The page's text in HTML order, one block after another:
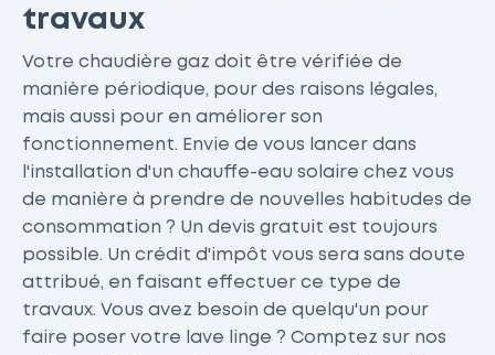
travaux
Votre chaudière gaz doit être vérifiée de
manière périodique, pour des raisons légales,
mais aussi pour en améliorer son
fonctionnement. Envie de vous lancer dans
l'installation d'un chauffe-eau solaire chez vous
de manière à prendre de nouvelles habitudes de
consommation ? Un devis gratuit est toujours
possible. Un crédit d'impôt vous sera sans doute
attribué, en faisant effectuer ce type de
travaux. Vous avez besoin de quelqu'un pour
faire poser votre lave linge ? Comptez sur nos